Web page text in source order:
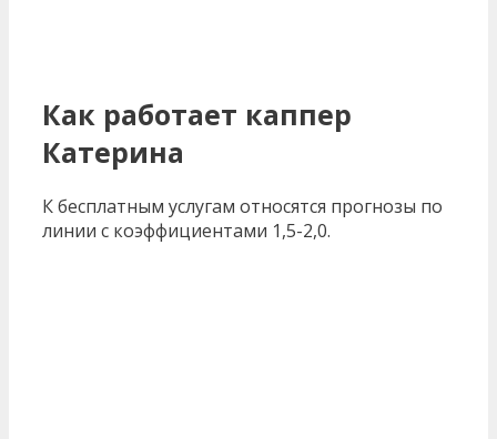
Как работает каппер
Катерина
К бесплатным услугам относятся прогнозы по
линии с коэффициентами 1,5-2,0.